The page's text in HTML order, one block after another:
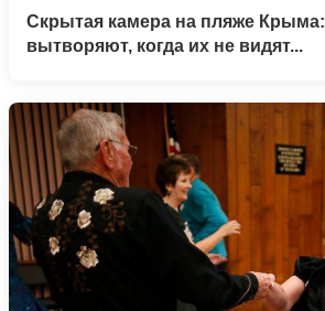
Скрытая камера на пляже
вытворяют, когда их не видят...